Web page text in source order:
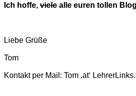
Ich hoffe, viele alle euren tollen
Liebe Grüße
Tom
Kontakt per Mail: Tom ‚at‘